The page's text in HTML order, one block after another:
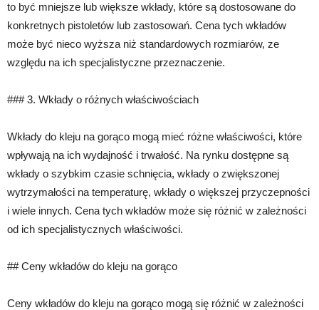
to być mniejsze lub większe wkłady, które są dostosowane do
konkretnych pistoletów lub zastosowań. Cena tych wkładów
może być nieco wyższa niż standardowych rozmiarów, ze
względu na ich specjalistyczne przeznaczenie.
### 3. Wkłady o różnych właściwościach
Wkłady do kleju na gorąco mogą mieć różne właściwości, które
wpływają na ich wydajność i trwałość. Na rynku dostępne są
wkłady o szybkim czasie schnięcia, wkłady o zwiększonej
wytrzymałości na temperaturę, wkłady o większej przyczepności
i wiele innych. Cena tych wkładów może się różnić w zależności
od ich specjalistycznych właściwości.
## Ceny wkładów do kleju na gorąco
Ceny wkładów do kleju na gorąco mogą się różnić w zależności